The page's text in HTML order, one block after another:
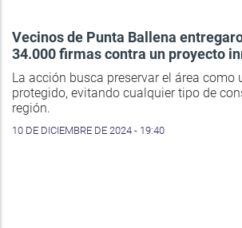
Vecinos de Punta Ballena
34.000 firmas contra un proyecto
La acción busca preservar el área como
protegido, evitando cualquier tipo de
región.
10 DE DICIEMBRE DE 2024 - 19:40